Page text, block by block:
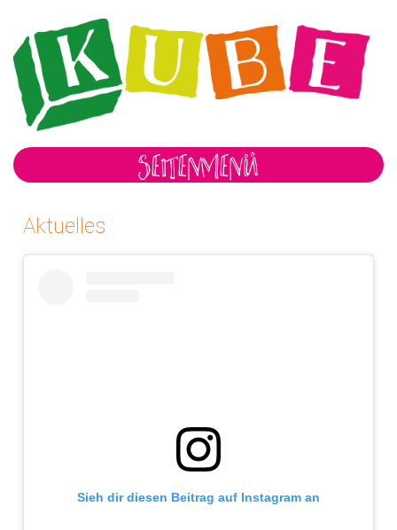
SEITENMENÜ
Aktuelles
Sieh dir diesen Beitrag auf Instagram an